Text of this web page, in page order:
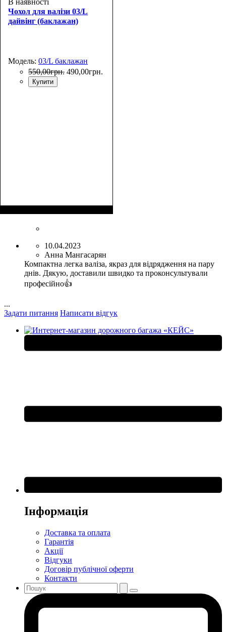
В наявності
Чохол для валізи 03/L
дайвінг (баклажан)
Модель: 03/L баклажан
550,00грн. 490,00грн.
Купити
10.04.2023
Анна Мангасарян
Компактна легка валіза, якраз для відрядження на пару
днів. Дякую, доставили швидко та проконсультували
професійно👍
...
Задати питання Написати відгук
Інформація
Доставка та оплата
Гарантія
Акції
Відгуки
Договір публічної оферти
Контакти